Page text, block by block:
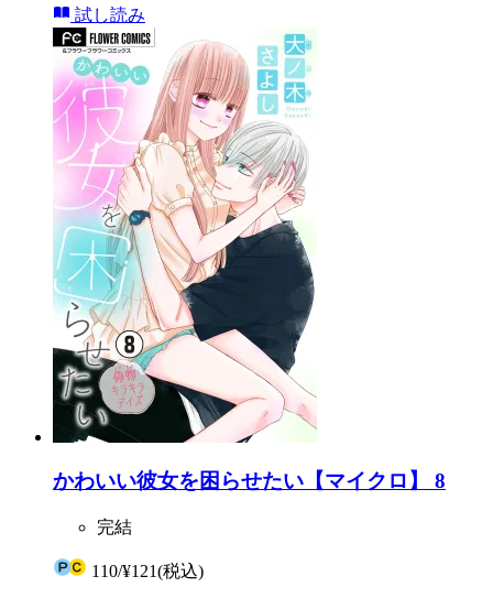
試し読み
かわいい彼女を困らせたい【マイクロ】 8
完結
110/¥121(税込)